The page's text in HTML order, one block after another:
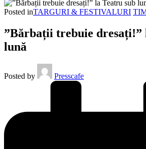
Posted inTARGURI & FESTIVALURI
”Bărbații trebuie dresați!”
lună
Posted by Presscafe